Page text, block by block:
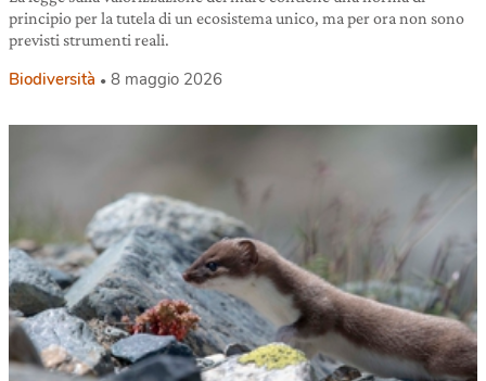
principio per la tutela di un ecosistema unico, ma per ora non sono
previsti strumenti reali.
Biodiversità 8 maggio 2026